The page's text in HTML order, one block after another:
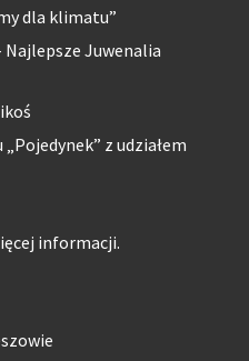
dla klimatu”
Najlepsze Juwenalia
z udziałem
informacji.